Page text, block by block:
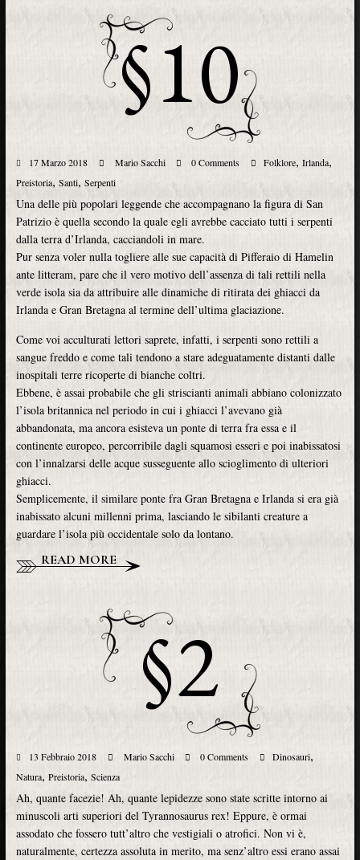
§10
17 Marzo 2018 Mario Sacchi 0 Comments Folklore, Irlanda,
Preistoria, Santi, Serpenti
Una delle più popolari leggende che accompagnano la figura di San
Patrizio è quella secondo la quale egli avrebbe cacciato tutti i serpenti
dalla terra d’Irlanda, cacciandoli in mare.
Pur senza voler nulla togliere alle sue capacità di Pifferaio di Hamelin
ante litteram, pare che il vero motivo dell’assenza di tali rettili nella
verde isola sia da attribuire alle dinamiche di ritirata dei ghiacci da
Irlanda e Gran Bretagna al termine dell’ultima glaciazione.
Come voi acculturati lettori saprete, infatti, i serpenti sono rettili a
sangue freddo e come tali tendono a stare adeguatamente distanti dalle
inospitali terre ricoperte di bianche coltri.
Ebbene, è assai probabile che gli striscianti animali abbiano colonizzato
l’isola britannica nel periodo in cui i ghiacci l’avevano già
abbandonata, ma ancora esisteva un ponte di terra fra essa e il
continente europeo, percorribile dagli squamosi esseri e poi inabissatosi
con l’innalzarsi delle acque susseguente allo scioglimento di ulteriori
ghiacci.
Semplicemente, il similare ponte fra Gran Bretagna e Irlanda si era già
inabissato alcuni millenni prima, lasciando le sibilanti creature a
guardare l’isola più occidentale solo da lontano.
READ MORE
§2
13 Febbraio 2018 Mario Sacchi 0 Comments Dinosauri,
Natura, Preistoria, Scienza
Ah, quante facezie! Ah, quante lepidezze sono state scritte intorno ai
minuscoli arti superiori del Tyrannosaurus rex! Eppure, è ormai
assodato che fossero tutt’altro che vestigiali o atrofici. Non vi è,
naturalmente, certezza assoluta in merito, ma senz’altro essi erano assai